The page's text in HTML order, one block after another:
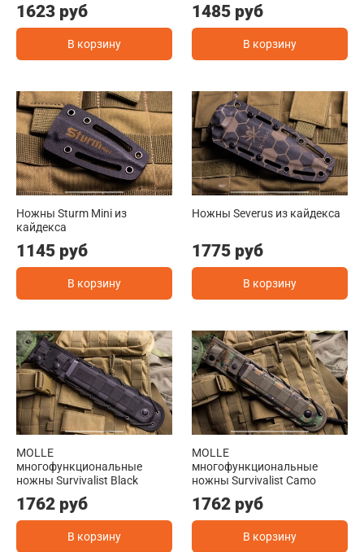
1623 руб
В корзину
1485 руб
В корзину
Ножны Sturm Mini из
кайдекса
1145 руб
В корзину
Ножны Severus из кайдекса
1775 руб
В корзину
MOLLE
многофункциональные
ножны Survivalist Black
1762 руб
В корзину
MOLLE
многофункциональные
ножны Survivalist Camo
1762 руб
В корзину